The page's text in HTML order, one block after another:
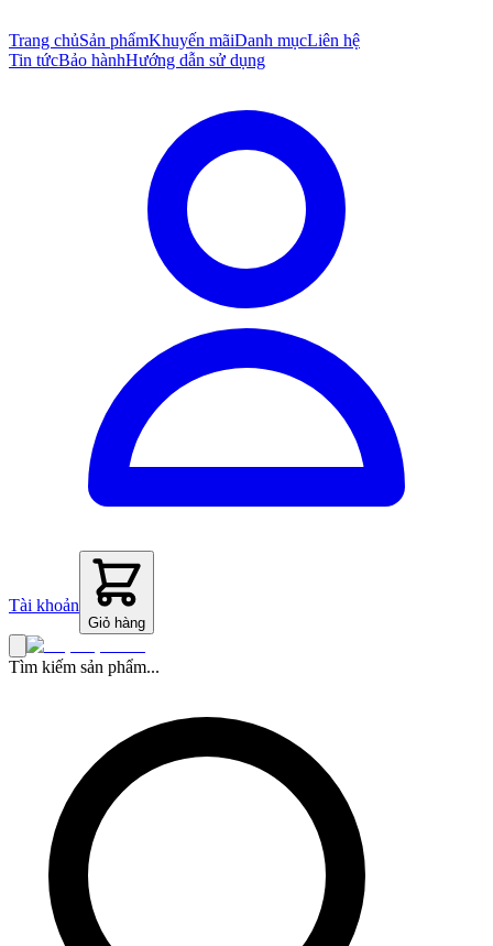
Trang chủSản phẩmKhuyến mãiDanh mụcLiên hệ
Tin tứcBảo hànhHướng dẫn sử dụng
Tài khoản
Giỏ hàng
Tìm kiếm sản phẩm...